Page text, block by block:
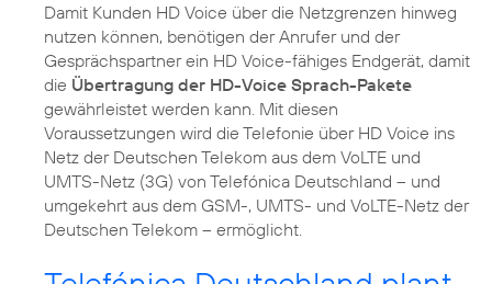
Damit Kunden HD Voice über die Netzgrenzen hinweg
nutzen können, benötigen der Anrufer und der
Gesprächspartner ein HD Voice-fähiges Endgerät, damit
die Übertragung der HD-Voice Sprach-Pakete
gewährleistet werden kann. Mit diesen
Voraussetzungen wird die Telefonie über HD Voice ins
Netz der Deutschen Telekom aus dem VoLTE und
UMTS-Netz (3G) von Telefónica Deutschland – und
umgekehrt aus dem GSM-, UMTS- und VoLTE-Netz der
Deutschen Telekom – ermöglicht.